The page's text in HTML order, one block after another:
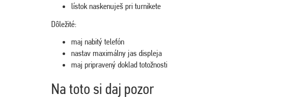
lístok naskenuješ pri turnikete
Dôležité:
maj nabitý telefón
nastav maximálny jas displeja
maj pripravený doklad totožnosti
Na toto si daj pozor